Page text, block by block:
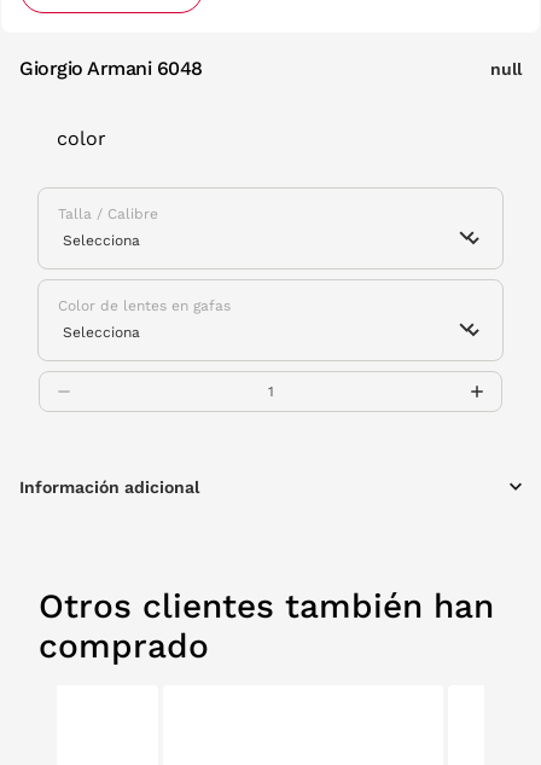
Giorgio Armani 6048 null
color
Talla / Calibre
Color de lentes en gafas
Información adicional
Otros clientes también han
comprado